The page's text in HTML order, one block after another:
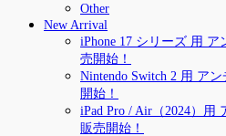
Other
New Arrival
iPhone 17 シリーズ 用
売開始！
Nintendo Switch 2 用 ア
開始！
iPad Pro / Air（2024）用
販売開始！